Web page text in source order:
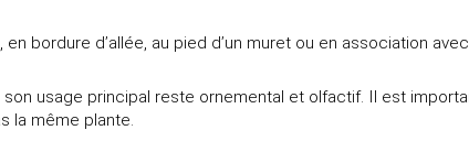
bordure d’allée, au pied d’un muret ou en association
usage principal reste ornemental et olfactif. Il est
la même plante.